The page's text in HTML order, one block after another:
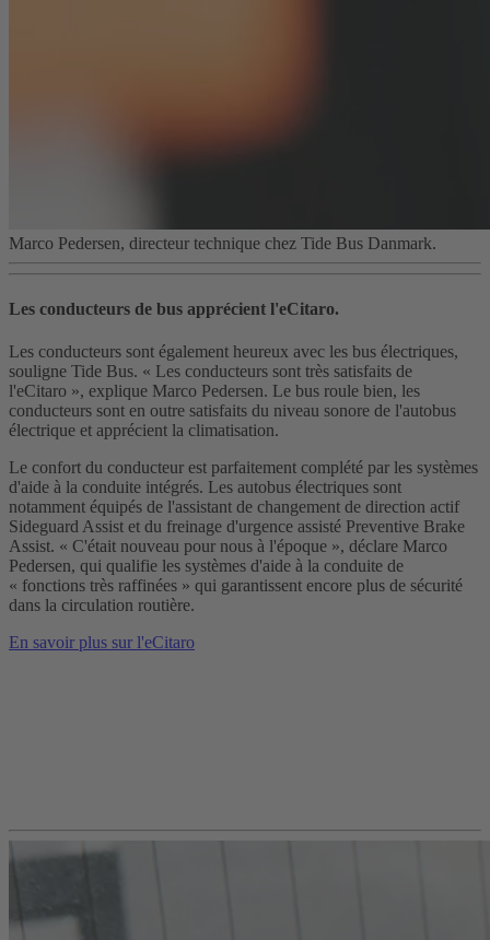
Marco Pedersen, directeur technique chez Tide Bus Danmark.
Les conducteurs de bus apprécient l'eCitaro.
Les conducteurs sont également heureux avec les bus électriques,
souligne Tide Bus. « Les conducteurs sont très satisfaits de
l'eCitaro », explique Marco Pedersen. Le bus roule bien, les
conducteurs sont en outre satisfaits du niveau sonore de l'autobus
électrique et apprécient la climatisation.
Le confort du conducteur est parfaitement complété par les systèmes
d'aide à la conduite intégrés. Les autobus électriques sont
notamment équipés de l'assistant de changement de direction actif
Sideguard Assist et du freinage d'urgence assisté Preventive Brake
Assist. « C'était nouveau pour nous à l'époque », déclare Marco
Pedersen, qui qualifie les systèmes d'aide à la conduite de
« fonctions très raffinées » qui garantissent encore plus de sécurité
dans la circulation routière.
En savoir plus sur l'eCitaro